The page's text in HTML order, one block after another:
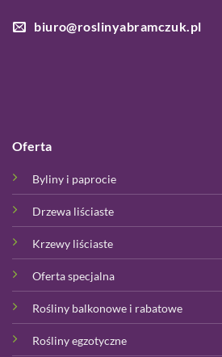
biuro@roslinyabramczuk.pl
Oferta
Byliny i paprocie
Drzewa liściaste
Krzewy liściaste
Oferta specjalna
Rośliny balkonowe i rabatowe
Rośliny egzotyczne